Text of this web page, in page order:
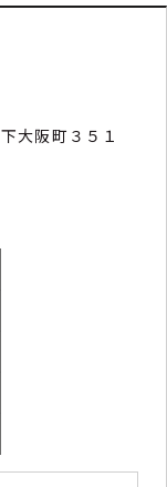
大阪町３５１